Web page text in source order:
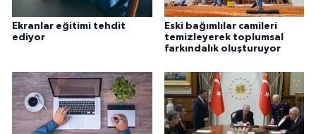
Ekranlar eğitimi tehdit
ediyor
Eski bağımlılar camileri
temizleyerek toplumsal
farkındalık oluşturuyor
Gümüşhane Müftülüğü
Hatay Müftülüğü
Iğdır Müftülüğü